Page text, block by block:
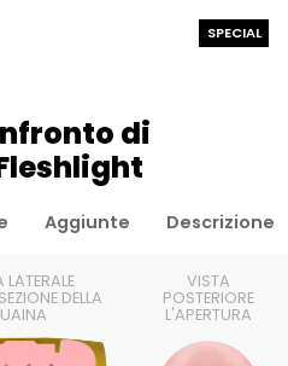
SPECIAL
di
Aggiunte Descrizione
LATERALE
DELLA
VISTA
POSTERIORE
L'APERTURA